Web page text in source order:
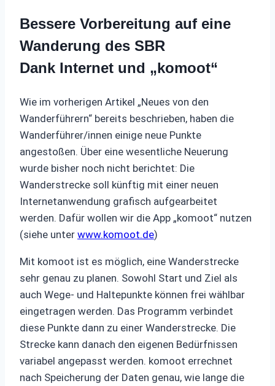
Bessere Vorbereitung auf eine
Wanderung des SBR
Dank Internet und „komoot“
Wie im vorherigen Artikel „Neues von den
Wanderführern“ bereits beschrieben, haben die
Wanderführer/innen einige neue Punkte
angestoßen. Über eine wesentliche Neuerung
wurde bisher noch nicht berichtet: Die
Wanderstrecke soll künftig mit einer neuen
Internetanwendung grafisch aufgearbeitet
werden. Dafür wollen wir die App „komoot“ nutzen
(siehe unter www.komoot.de)
Mit komoot ist es möglich, eine Wanderstrecke
sehr genau zu planen. Sowohl Start und Ziel als
auch Wege- und Haltepunkte können frei wählbar
eingetragen werden. Das Programm verbindet
diese Punkte dann zu einer Wanderstrecke. Die
Strecke kann danach den eigenen Bedürfnissen
variabel angepasst werden. komoot errechnet
nach Speicherung der Daten genau, wie lange die